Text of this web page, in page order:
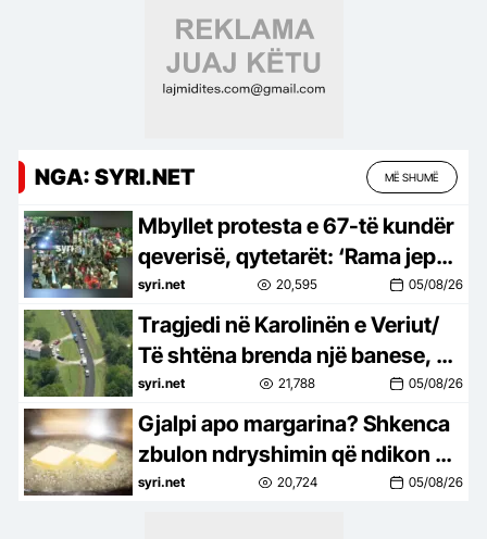
NGA: SYRI.NET MË SHUMË
Mbyllet protesta e 67-të kundër
qeverisë, qytetarët: ‘Rama jep
dorëheqjen’
syri.net 20,595 05/08/26
Tragjedi në Karolinën e Veriut/
Të shtëna brenda një banese, 3
të vdekur dhe një i plagosur
syri.net 21,788 05/08/26
Gjalpi apo margarina? Shkenca
zbulon ndryshimin që ndikon në
shije, gatim dhe shëndet
syri.net 20,724 05/08/26